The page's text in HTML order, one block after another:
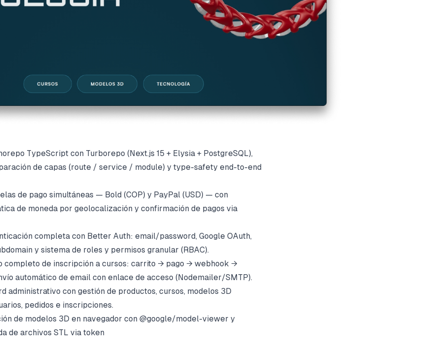
TypeScript con Turborepo (Next.js 15 + Elysia + PostgreSQL),
de capas (route / service / module) y type-safety end-to-end
de pago simultáneas — Bold (COP) y PayPal (USD) — con
de moneda por geolocalización y confirmación de pagos via
completa con Better Auth: email/password, Google OAuth,
y sistema de roles y permisos granular (RBAC).
completo de inscripción a cursos: carrito → pago → webhook →
automático de email con enlace de acceso (Nodemailer/SMTP).
administrativo con gestión de productos, cursos, modelos 3D
pedidos e inscripciones.
de modelos 3D en navegador con @google/model-viewer y
de archivos STL via token